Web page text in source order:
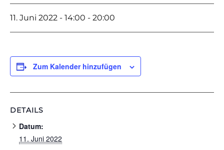
11. Juni 2022 - 14:00 - 20:00
Zum Kalender hinzufügen
DETAILS
Datum:
11. Juni 2022